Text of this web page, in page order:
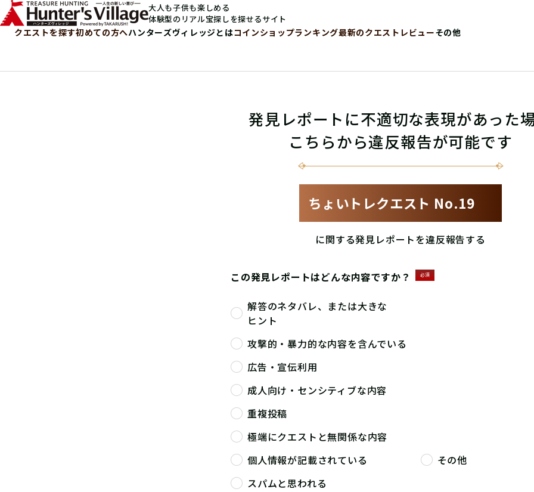
大人も子供も楽しめる
体験型のリアル宝探しを探せるサイト
クエストを探す初めての方へハンターズヴィレッジとはコインショップランキング最新のクエストレビューその他
発見レポートに不適切な表現があった
こちらから違反報告が可能です
ちょいトレクエスト No.19
に関する発見レポートを違反報告する
この発見レポートはどんな内容ですか？ 必須
解答のネタバレ、または大きな
ヒント
攻撃的・暴力的な内容を含んでいる
広告・宣伝利用
成人向け・センシティブな内容
重複投稿
極端にクエストと無関係な内容
個人情報が記載されている
その他
スパムと思われる